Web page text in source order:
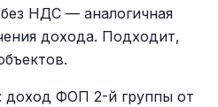
НДС — аналогичная
дохода. Подходит,
доход ФОП 2-й группы от